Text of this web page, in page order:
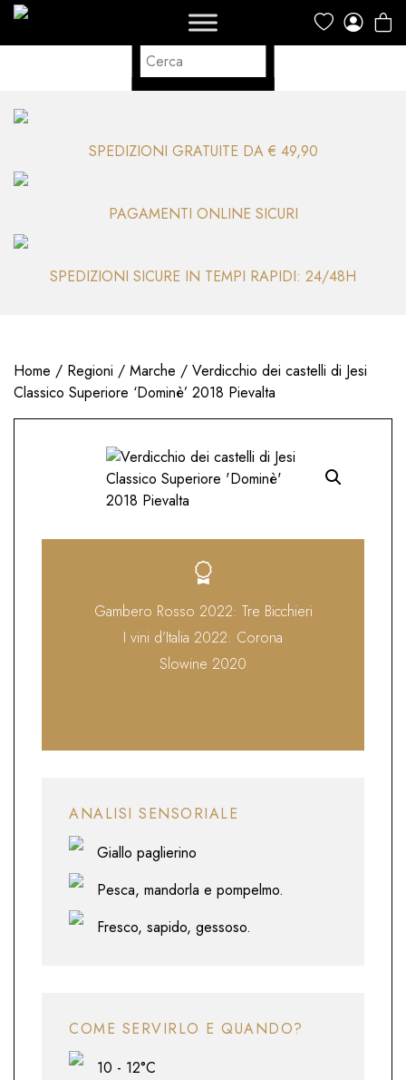
SPEDIZIONI GRATUITE DA € 49,90
PAGAMENTI ONLINE SICURI
SPEDIZIONI SICURE IN TEMPI RAPIDI: 24/48H
Home / Regioni / Marche / Verdicchio dei castelli di Jesi
Classico Superiore ‘Dominè’ 2018 Pievalta
Gambero Rosso 2022: Tre Bicchieri
I vini d’Italia 2022: Corona
Slowine 2020
ANALISI SENSORIALE
Giallo paglierino
Pesca, mandorla e pompelmo.
Fresco, sapido, gessoso.
COME SERVIRLO E QUANDO?
10 - 12°C